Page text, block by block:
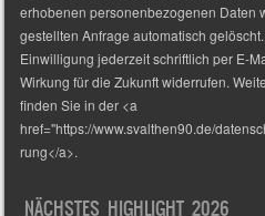
erhobenen personenbezogenen Daten
gestellten Anfrage automatisch
Einwilligung jederzeit schriftlich per E-
Wirkung für die Zukunft widerrufen.
finden Sie in der <a
href="https://www.svalthen90.de/
rung</a>.
NÄCHSTES HIGHLIGHT 2026